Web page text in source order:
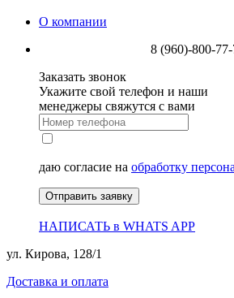
О компании
8 (960)-800-77-
Заказать звонок
Укажите свой телефон и наши
менеджеры свяжутся с вами
даю согласие на обработку
Отправить заявку
НАПИСАТЬ в WHATS APP
ул. Кирова, 128/1
Доставка и оплата